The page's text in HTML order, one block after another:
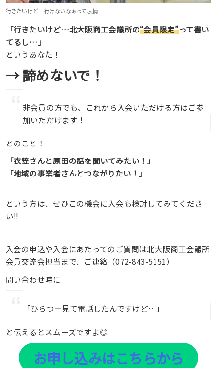
行きたいけど…行けないなぁって表情
「行きたいけど…北大阪商工会議所の“会員限定”って書い
てるし…」
というあなた！
→ 諦めないで！
非会員の方でも、これから入会いただける方はご参
加いただけます！
とのこと！
「衣笠さんと原田の話を聞いてみたい！」
「地域の事業者さんとつながりたい！」
という方は、ぜひこの機会に入会も検討してみてくださ
い!!
入会の申込や入会にあたってのご質問は北大阪商工会議所
会員交流会担当まで、ご連絡（072-843-5151）
問い合わせ時に
「ひらつー見て電話したんですけど…」
と伝えるとスムーズですよ◎
お申し込みはこちらから